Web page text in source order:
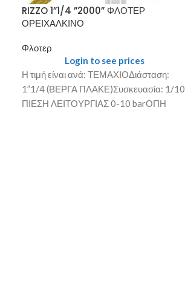
RIZZO 1”1/4 ”2000” ΦΛΟΤΕΡ
ΟΡΕΙΧΑΛΚΙΝΟ
Φλοτερ
Login to see prices
Η τιμή είναι ανά: ΤΕΜΑΧΙΟΔιάσταση:
1”1/4 (ΒΕΡΓΑ ΠΛΑΚΕ)Συσκευασία: 1/10
ΠΙΕΣΗ ΛΕΙΤΟΥΡΓΙΑΣ 0-10 barΟΠΗ